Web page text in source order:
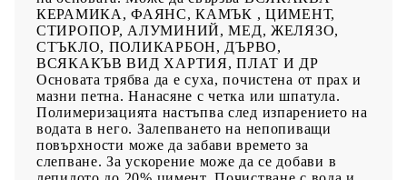
КЕРАМИКА, ФАЯНС, КАМЪК , ЦИМЕНТ,
СТИРОПОР, АЛУМИНИЙ, МЕД, ЖЕЛЯЗО,
СТЪКЛО, ПОЛИКАРБОН, ДЪРВО,
ВСЯКАКЪВ ВИД ХАРТИЯ, ПЛАТ И ДР
Основата трябва да е суха, почистена от прах и
мазни петна. Нанасяне с четка или шпатула.
Полимеризацията настъпва след изпарението на
водата в него. Залепването на непопиващи
повърхности може да забави времето за
слепване. За ускорение може да се добави в